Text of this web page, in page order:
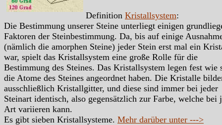
Definition Kristallsystem:
Die Bestimmung unserer Steine unterliegt einigen
Faktoren der Steinbestimmung. Da, bis auf einige
(nämlich die amorphen Steine) jeder Stein erst mal ein
war, spielt das Kristallsystem eine große Rolle für die
Bestimmung des Steines. Das Kristallsystem legen fest wie
die Atome des Steines angeordnet haben. Die Kristalle
ausschließlich Kristallgitter, und diese sind immer bei jeder
Steinart identisch, also gegensätzlich zur Farbe, welche bei
Art variieren kann.
Es gibt sieben Kristallsysteme. Mehr darüber unter --->